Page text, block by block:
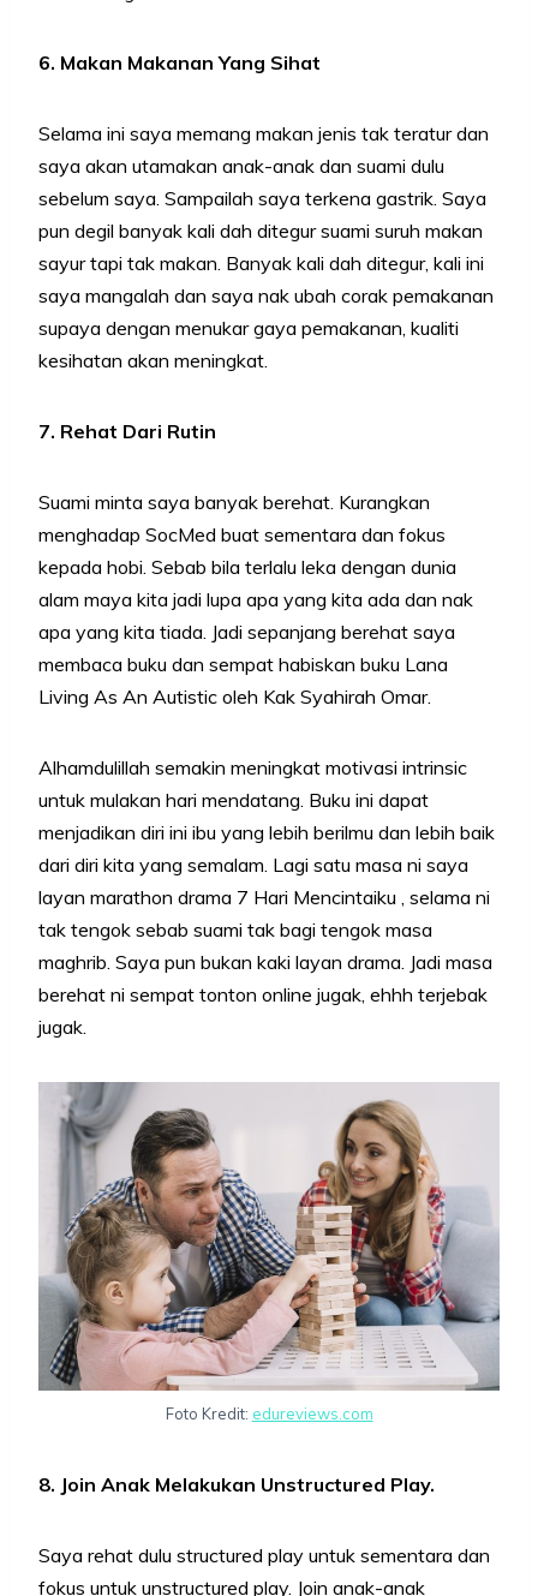
6. Makan Makanan Yang Sihat
Selama ini saya memang makan jenis tak teratur dan
saya akan utamakan anak-anak dan suami dulu
sebelum saya. Sampailah saya terkena gastrik. Saya
pun degil banyak kali dah ditegur suami suruh makan
sayur tapi tak makan. Banyak kali dah ditegur, kali ini
saya mangalah dan saya nak ubah corak pemakanan
supaya dengan menukar gaya pemakanan, kualiti
kesihatan akan meningkat.
7. Rehat Dari Rutin
Suami minta saya banyak berehat. Kurangkan
menghadap SocMed buat sementara dan fokus
kepada hobi. Sebab bila terlalu leka dengan dunia
alam maya kita jadi lupa apa yang kita ada dan nak
apa yang kita tiada. Jadi sepanjang berehat saya
membaca buku dan sempat habiskan buku Lana
Living As An Autistic oleh Kak Syahirah Omar.
Alhamdulillah semakin meningkat motivasi intrinsic
untuk mulakan hari mendatang. Buku ini dapat
menjadikan diri ini ibu yang lebih berilmu dan lebih baik
dari diri kita yang semalam. Lagi satu masa ni saya
layan marathon drama 7 Hari Mencintaiku , selama ni
tak tengok sebab suami tak bagi tengok masa
maghrib. Saya pun bukan kaki layan drama. Jadi masa
berehat ni sempat tonton online jugak, ehhh terjebak
jugak.
Foto Kredit: edureviews.com
8. Join Anak Melakukan Unstructured Play.
Saya rehat dulu structured play untuk sementara dan
fokus untuk unstructured play. Join anak-anak